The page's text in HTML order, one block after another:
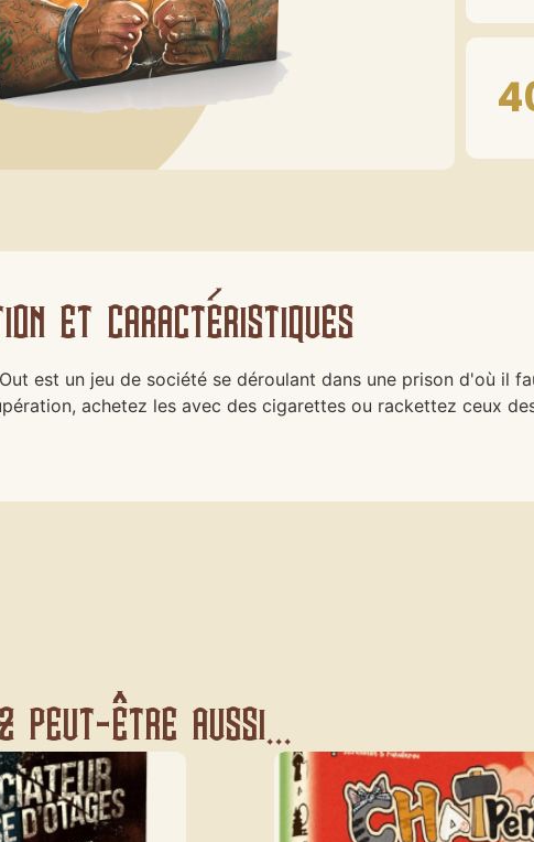
et caractéristiques
est un jeu de société se déroulant dans une prison d'où il
achetez les avec des cigarettes ou rackettez ceux
peut-être aussi...